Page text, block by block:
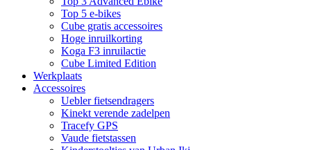
Top 5 e-bikes
Cube gratis accessoires
Hoge inruilkorting
Koga F3 inruilactie
Cube Limited Edition
Werkplaats
Accessoires
Uebler fietsendragers
Kinekt verende zadelpen
Tracefy GPS
Vaude fietstassen